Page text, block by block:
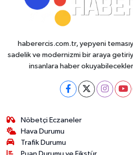
haberercis.com.tr, yepyeni
sadelik ve modernizmi bir araya
insanlara haber
Nöbetçi Eczaneler
Hava Durumu
Trafik Durumu
Puan Durumu ve Fikstür